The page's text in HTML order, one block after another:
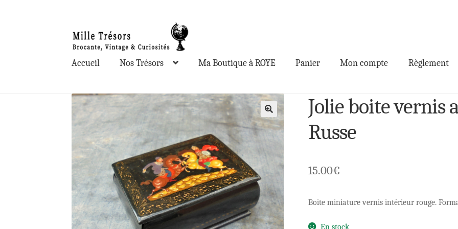
à
la
navigation
au
contenu
Accueil Nos Trésors Ma Boutique à ROYE Panier Mon compte Règlement
🔍
Jolie boite vernis
Russe
15.00€
Boite miniature vernis intérieur rouge.
En stock